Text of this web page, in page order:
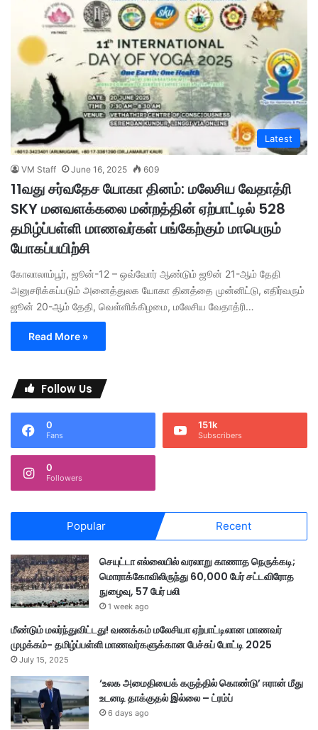
Latest
VM Staff June 16, 2025 609
11வது சர்வதேச யோகா தினம்: மலேசிய வேதாத்ரி
SKY மனவளக்கலை மன்றத்தின் ஏற்பாட்டில் 528
தமிழ்ப்பள்ளி மாணவர்கள் பங்கேற்கும் மாபெரும்
யோகப்பயிற்சி
கோலாலாம்பூர், ஜூன்-12 – ஒவ்வோர் ஆண்டும் ஜூன் 21-ஆம் தேதி
அனுசரிக்கப்படும் அனைத்துலக யோகா தினத்தை முன்னிட்டு, எதிர்வரும்
ஜூன் 20-ஆம் தேதி, வெள்ளிக்கிழமை, மலேசிய வேதாத்ரி…
Read More »
Follow Us
0
Fans
151k
Subscribers
0
Followers
Popular Recent
செயுட்டா எல்லையில் வரலாறு காணாத நெருக்கடி;
மொராக்கோவிலிருந்து 60,000 பேர் சட்டவிரோத
நுழைவு, 57 பேர் பலி
1 week ago
மீண்டும் மலர்ந்துவிட்டது! வணக்கம் மலேசியா ஏற்பாட்டிலான மாணவர்
முழக்கம்- தமிழ்ப்பள்ளி மாணவர்களுக்கான பேச்சுப் போட்டி 2025
July 15, 2025
‘உலக அமைதியைக் கருத்தில் கொண்டு’ ஈரான் மீது
உடனடி தாக்குதல் இல்லை – ட்ரம்ப்
6 days ago